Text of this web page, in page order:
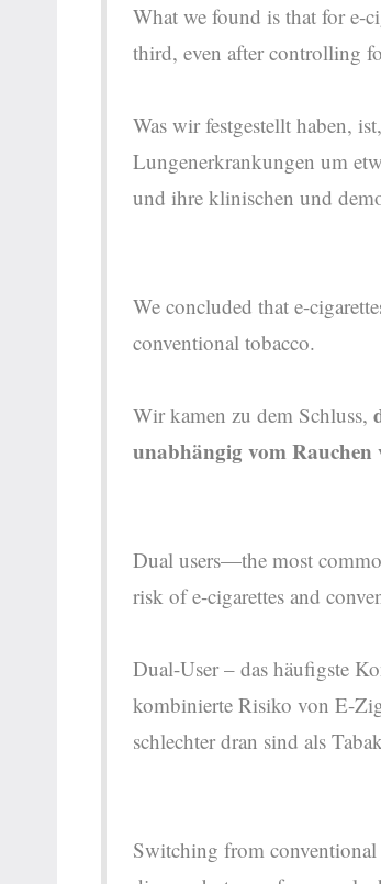
What we found is that for e-
third, even after controlling
Was wir festgestellt haben,
Lungenerkrankungen um
und ihre klinischen und
We concluded that e-
conventional tobacco.
Wir kamen zu dem Schluss,
unabhängig vom
Dual users—the most
risk of e-cigarettes and
Dual-User – das häufigste
kombinierte Risiko von E-
schlechter dran sind als
Switching from conventional